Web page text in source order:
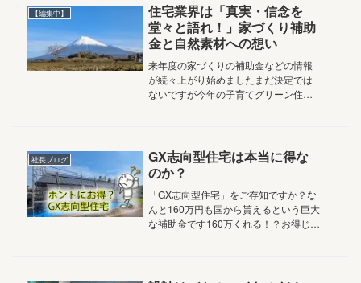
【編集中】
住宅業界は「真実・信念を
堂々と語れ！」家づくり補助
金と自然素材への想い
来年度の家づくりの補助金などの情報
が続々上がり始めましたまだ決定では
ないですが今年の子育てグリーン住宅
くやるならば書類がくっそめんどくさ...
社長ブログ
GX志向型住宅は本当に得な
のか？
「GX志向型住宅」をご存知ですか？な
んと160万円も国から貰えるという巨大
な補助金です160万くれる！？お得じゃ